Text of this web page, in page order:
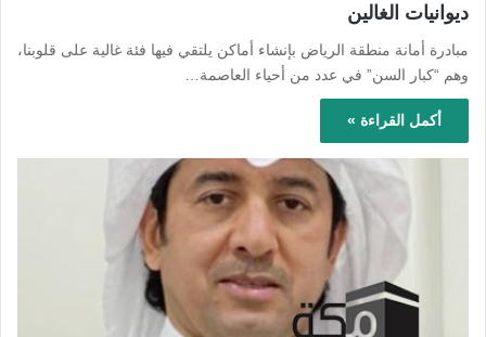
ديوانيات الغالين
مبادرة أمانة منطقة الرياض بإنشاء أماكن يلتقي فيها فئة غالية على قلوبنا،
وهم “كبار السن” في عدد من أحياء العاصمة…
أكمل القراءة »